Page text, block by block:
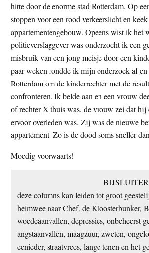
hitte door de enorme stad Rotterdam. Op
stoppen voor een rood verkeerslicht en keek
appartementengebouw. Opeens wist ik het
politieverslaggever was onderzocht ik een
misbruik van een jong meisje door een
paar weken rondde ik mijn onderzoek af en
Rotterdam om de kinderrechter met de
confronteren. Ik belde aan en een vrouw
of rechter X thuis was, de vrouw zei dat hij
ervoor overleden was. Zij was de nieuwe
appartement. Zo is de dood soms sneller
Moedig voorwaarts!
deze columns kan leiden tot groot
heimwee naar Chef, de Kloosterbunker,
woedeaanvallen, depressies, onbeheerst
angstaanvallen, maagzuur, zweten,
eenieder, straatvrees, lange tenen en het